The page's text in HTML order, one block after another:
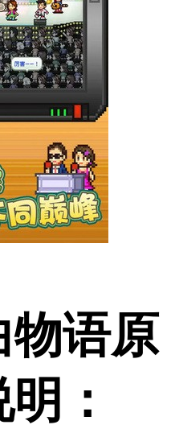
物语原
：